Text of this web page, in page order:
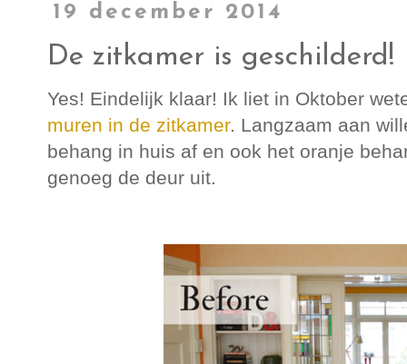
19 december 2014
De zitkamer is geschilderd!
Yes! Eindelijk klaar! Ik liet in Oktober
muren in de zitkamer. Langzaam aan
behang in huis af en ook het oranje
genoeg de deur uit.